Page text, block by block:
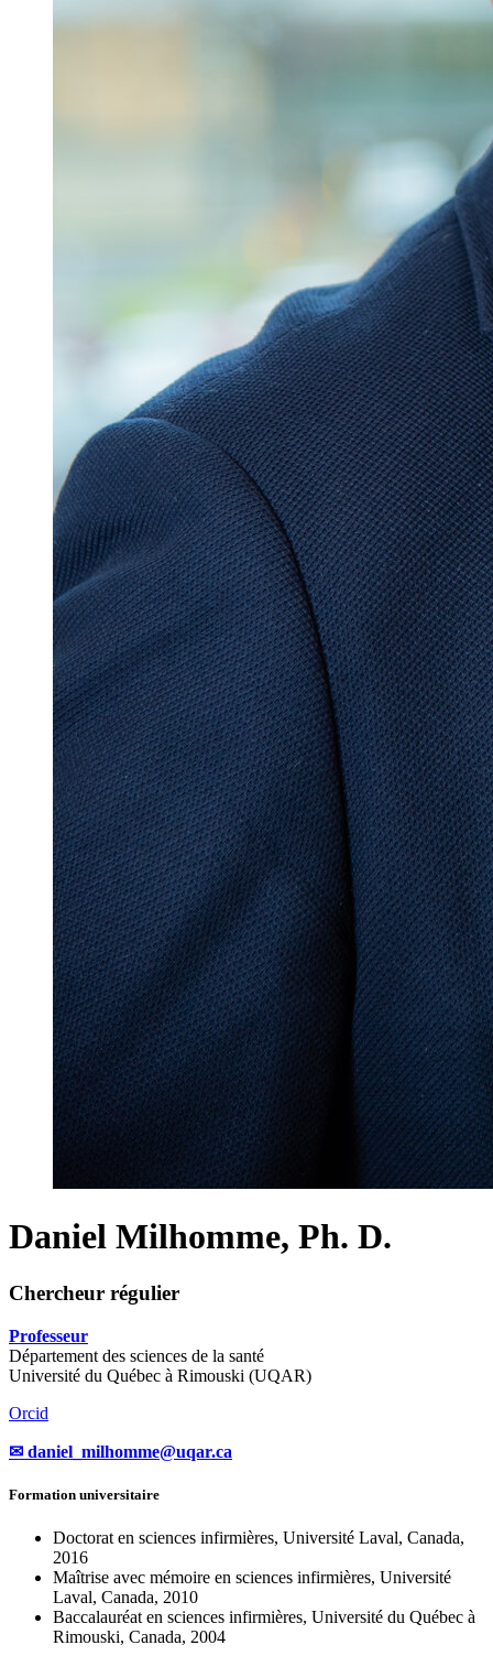
Daniel Milhomme, Ph. D.
Chercheur régulier
Professeur
Département des sciences de la santé
Université du Québec à Rimouski (UQAR)
Orcid
✉ daniel_milhomme@uqar.ca
Formation universitaire
Doctorat en sciences infirmières, Université Laval, Canada,
2016
Maîtrise avec mémoire en sciences infirmières, Université
Laval, Canada, 2010
Baccalauréat en sciences infirmières, Université du Québec à
Rimouski, Canada, 2004